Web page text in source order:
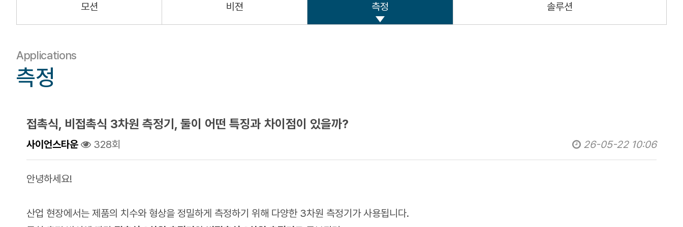
모션 비젼 측정 솔루션
Applications
측정
접촉식, 비접촉식 3차원 측정기, 둘이 어떤 특징과 차이점이 있을까?
사이언스타운 328회 26-05-22 10:06
안녕하세요!
산업 현장에서는 제품의 치수와 형상을 정밀하게 측정하기 위해 다양한 3차원 측정기가 사용됩니다.